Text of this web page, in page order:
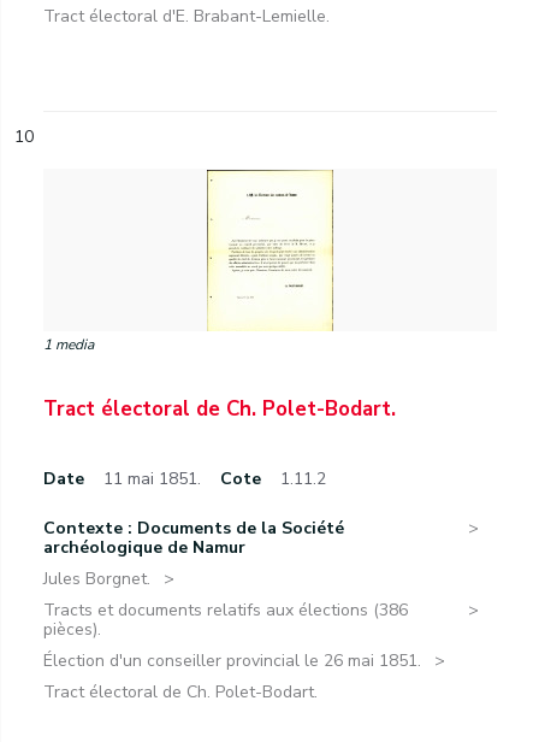
Tract électoral d'E. Brabant-Lemielle.
10
1 media
Tract électoral de Ch. Polet-Bodart.
Date 11 mai 1851. Cote 1.11.2
Contexte : Documents de la Société
archéologique de Namur
Jules Borgnet.
Tracts et documents relatifs aux élections (386
pièces).
Élection d'un conseiller provincial le 26 mai 1851.
Tract électoral de Ch. Polet-Bodart.